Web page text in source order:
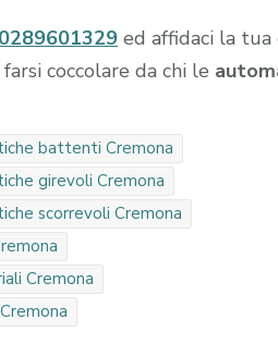
0289601329 ed affidaci la tua
coccolare da chi le
battenti Cremona
girevoli Cremona
scorrevoli Cremona
Cremona